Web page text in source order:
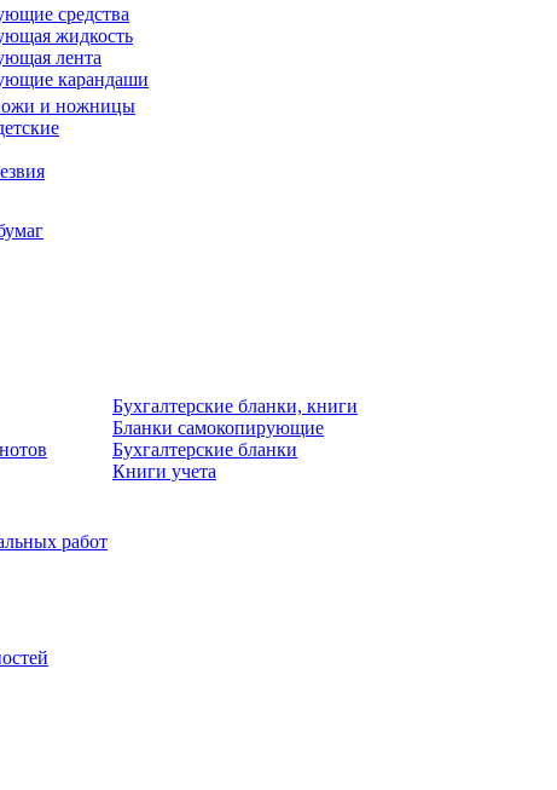
средства
жидкость
лента
карандаши
и ножницы
Бухгалтерские бланки, книги
Бланки самокопирующие
Бухгалтерские бланки
Книги учета
работ